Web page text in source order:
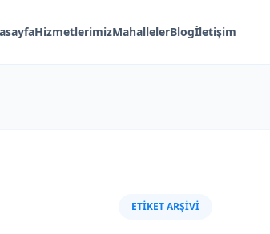
HizmetlerimizMahallelerBlogİletişim
ETIKET ARŞIVI